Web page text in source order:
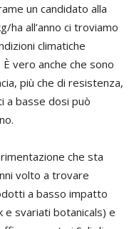
un candidato alla
ha all’anno ci troviamo
climatiche
vero anche che sono
più che di resistenza,
a basse dosi può
che sta
volto a trovare
a basso impatto
e svariati botanicals) e